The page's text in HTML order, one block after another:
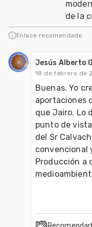
de la
Enlace recomendado
Jesús Alberto
18 de febrero de
Buenas. Yo
aportaciones
que Jairo. Lo
punto de
del Sr
convencional
Producción a